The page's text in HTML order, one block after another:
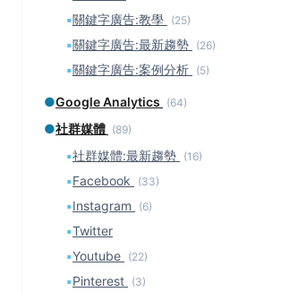
▪關鍵字廣告:教學 (25)
▪關鍵字廣告:最新趨勢 (26)
▪關鍵字廣告:案例分析 (5)
●Google Analytics (64)
●社群媒體 (89)
▪社群媒體:最新趨勢 (16)
▪Facebook (33)
▪Instagram (6)
▪Twitter
▪Youtube (22)
▪Pinterest (3)